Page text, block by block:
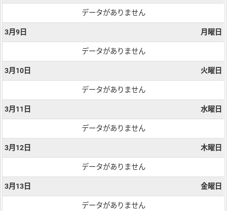
データがありません
3月9日 月曜日
データがありません
3月10日 火曜日
データがありません
3月11日 水曜日
データがありません
3月12日 木曜日
データがありません
3月13日 金曜日
データがありません